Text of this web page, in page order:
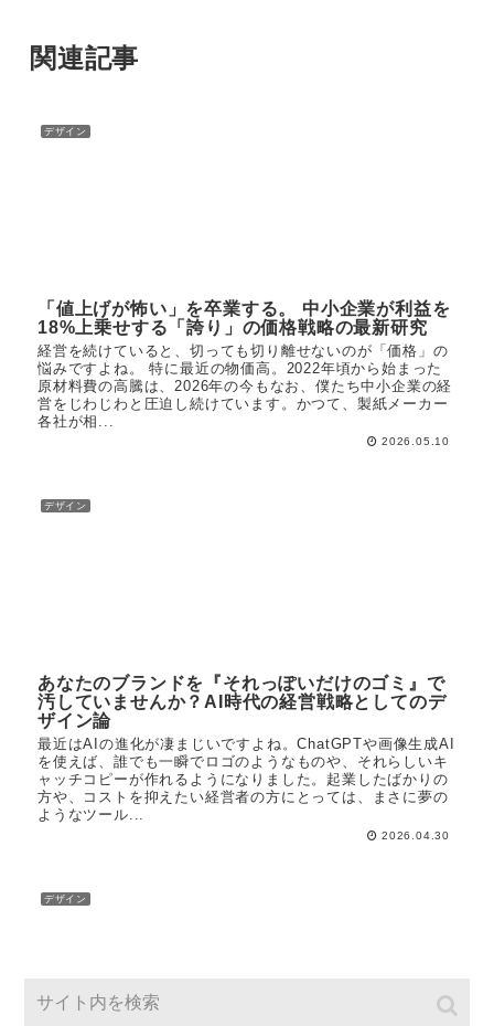
関連記事
デザイン
「値上げが怖い」を卒業する。 中小企業が利益を
18%上乗せする「誇り」の価格戦略の最新研究
経営を続けていると、切っても切り離せないのが「価格」の
悩みですよね。 特に最近の物価高。2022年頃から始まった
原材料費の高騰は、2026年の今もなお、僕たち中小企業の経
営をじわじわと圧迫し続けています。かつて、製紙メーカー
各社が相...
2026.05.10
デザイン
あなたのブランドを『それっぽいだけのゴミ』で
汚していませんか？AI時代の経営戦略としてのデ
ザイン論
最近はAIの進化が凄まじいですよね。ChatGPTや画像生成AI
を使えば、誰でも一瞬でロゴのようなものや、それらしいキ
ャッチコピーが作れるようになりました。起業したばかりの
方や、コストを抑えたい経営者の方にとっては、まさに夢の
ようなツール...
2026.04.30
デザイン